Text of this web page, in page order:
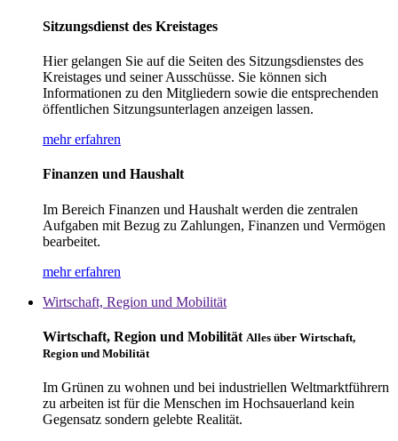
Sitzungsdienst des Kreistages
Hier gelangen Sie auf die Seiten des Sitzungsdienstes des
Kreistages und seiner Ausschüsse. Sie können sich
Informationen zu den Mitgliedern sowie die entsprechenden
öffentlichen Sitzungsunterlagen anzeigen lassen.
mehr erfahren
Finanzen und Haushalt
Im Bereich Finanzen und Haushalt werden die zentralen
Aufgaben mit Bezug zu Zahlungen, Finanzen und Vermögen
bearbeitet.
mehr erfahren
Wirtschaft, Region und Mobilität
Wirtschaft, Region und Mobilität Alles über Wirtschaft,
Region und Mobilität
Im Grünen zu wohnen und bei industriellen Weltmarktführern
zu arbeiten ist für die Menschen im Hochsauerland kein
Gegensatz sondern gelebte Realität.